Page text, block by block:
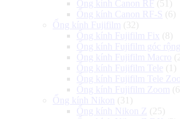
Ống kính Canon RF
(51)
Ống kính Canon RF-S (6)
Ống kính Fujifilm (32)
Ống kính Fujifilm Fix (8)
Ống kính Fujifilm góc rộng
Ống kính Fujifilm Macro
Ống kính Fujifilm Tele (1)
Ống kính Fujifilm Tele
Ống kính Fujifilm Zoom
Ống kính Nikon
(31)
Ống kính Nikon Z (25)